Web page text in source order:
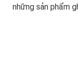
những sản phẩm